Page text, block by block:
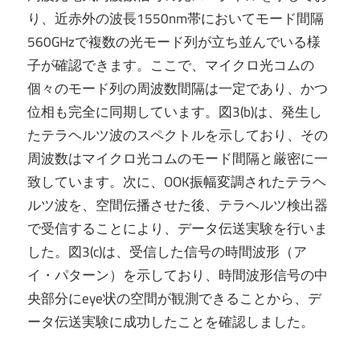
り、近赤外の波長1550nm帯においてモード間隔
560GHzで複数の光モード列が立ち並んでいる様
子が確認できます。ここで、マイクロ光コムの
個々のモード列の周波数間隔は一定であり、かつ
位相も完全に同期しています。図3(b)は、発生し
たテラヘルツ波のスペクトルを示しており、その
周波数はマイクロ光コムのモード間隔と厳密に一
致しています。次に、OOK振幅変調されたテラヘ
ルツ波を、空間伝播させた後、テラヘルツ検出器
で受信することにより、データ伝送実験を行いま
した。図3(c)は、受信した信号の時間波形（ア
イ・パターン）を示しており、時間波形信号の中
央部分にeye状の空間が観測できることから、デ
ータ伝送実験に成功したことを確認しました。